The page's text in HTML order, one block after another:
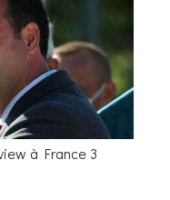
à France 3